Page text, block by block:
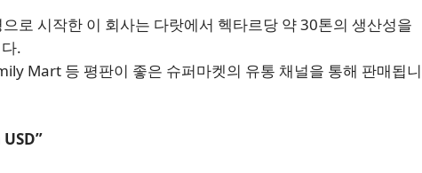
로 시작한 이 회사는 다랏에서 헥타르당 약 30톤의 생산성을
.
Mart 등 평판이 좋은 슈퍼마켓의 유통 채널을 통해 판매됩니